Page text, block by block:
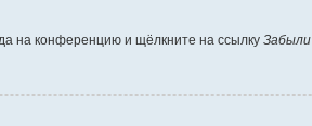
на конференцию и щёлкните на ссылку